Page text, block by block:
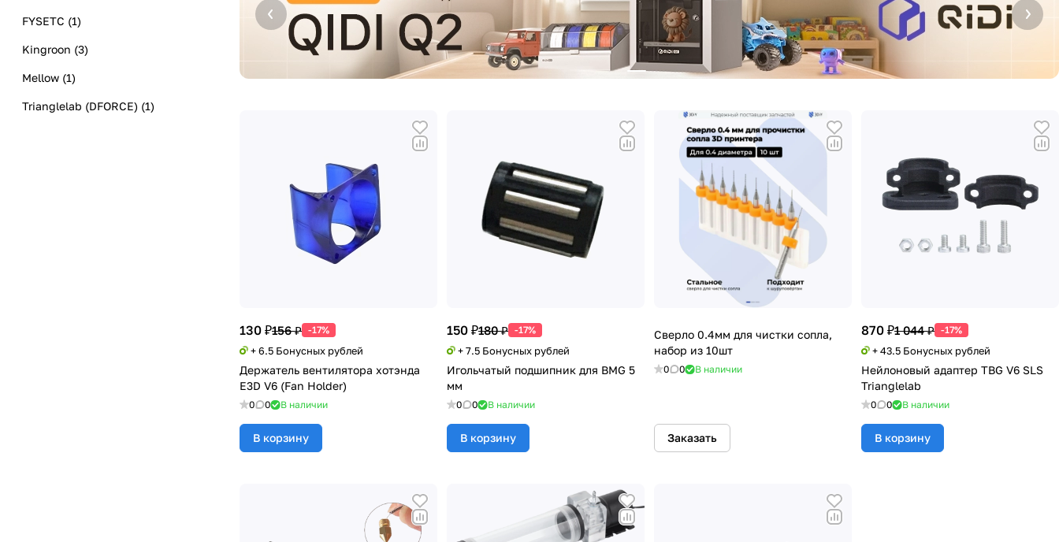
130 ₽156 ₽ -17%
+ 6.5 Бонусных рублей
Держатель вентилятора хотэнда
E3D V6 (Fan Holder)
0 0 В наличии
В корзину
150 ₽180 ₽ -17%
+ 7.5 Бонусных рублей
Игольчатый подшипник для BMG 5
мм
0 0 В наличии
В корзину
Сверло 0.4мм для чистки сопла,
набор из 10шт
0 0 В наличии
Заказать
870 ₽1 044 ₽ -17%
+ 43.5 Бонусных рублей
Нейлоновый адаптер TBG V6 SLS
Trianglelab
0 0 В наличии
В корзину
FYSETC (1)
Kingroon (3)
Mellow (1)
Trianglelab (DFORCE) (1)